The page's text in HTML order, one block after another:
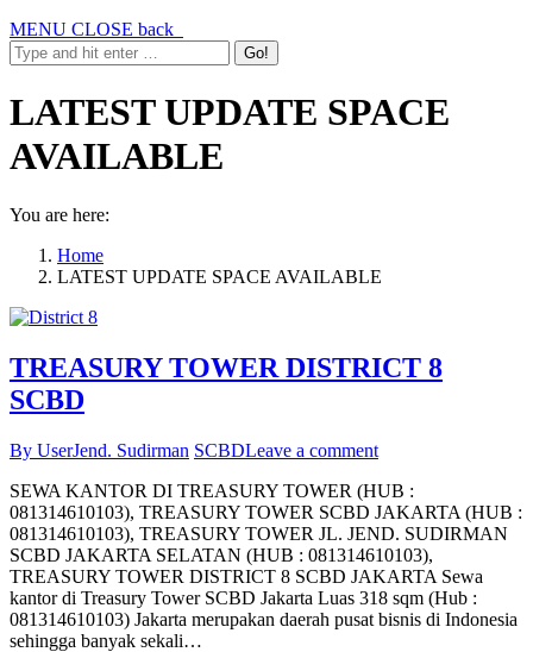
MENU CLOSE back
LATEST UPDATE SPACE
AVAILABLE
You are here:
Home
LATEST UPDATE SPACE AVAILABLE
TREASURY TOWER DISTRICT 8
SCBD
By UserJend. Sudirman SCBDLeave a comment
SEWA KANTOR DI TREASURY TOWER (HUB :
081314610103), TREASURY TOWER SCBD JAKARTA (HUB :
081314610103), TREASURY TOWER JL. JEND. SUDIRMAN
SCBD JAKARTA SELATAN (HUB : 081314610103),
TREASURY TOWER DISTRICT 8 SCBD JAKARTA Sewa
kantor di Treasury Tower SCBD Jakarta Luas 318 sqm (Hub :
081314610103) Jakarta merupakan daerah pusat bisnis di Indonesia
sehingga banyak sekali…